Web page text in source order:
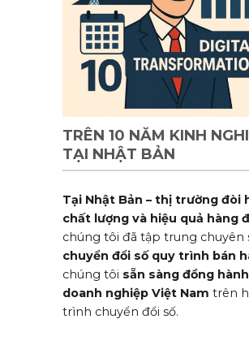
TRÊN 10 NĂM KINH
TẠI NHẬT BẢN
Tại Nhật Bản – thị trường đòi
chất lượng và hiệu quả hàng
chúng tôi đã tập trung chuyên
chuyển đổi số quy trình bán
chúng tôi sẵn sàng đồng
doanh nghiệp Việt Nam trên
trình chuyển đổi số.